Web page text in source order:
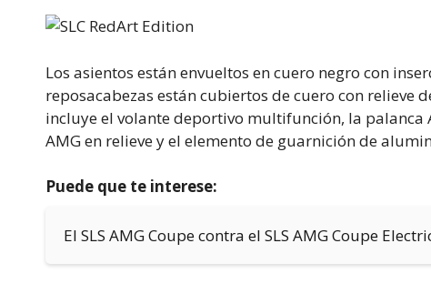
Los asientos están envueltos en cuero negro con
reposacabezas están cubiertos de cuero con relieve
incluye el volante deportivo multifunción, la palanca
AMG en relieve y el elemento de guarnición de
Puede que te interese:
El SLS AMG Coupe contra el SLS AMG Coupe